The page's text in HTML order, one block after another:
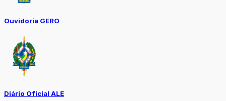
Ouvidoria GERO
Diário Oficial ALE